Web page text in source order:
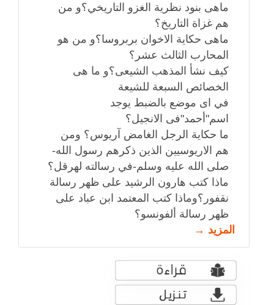
ماهى بنود نظرية الغزو التاريخي؟و من
هم غزاة التاريخ؟
ماهى حكاية الاخوان بربروسا؟و من هو
المحارب الثالث عشر؟
كيف نشأ المذهب الشيعى؟و ما هى
الخصائص السبعة للشيعة
في اى موضع بالضبط يوجد
اسم"أحمد"فى الانجيل؟
ما حكاية الرجل الغامض آريوس؟ ومن
هم الاريوسيين الذين ذكرهم رسول الله-
صلى الله عليه وسلم-في رسالته لهرقل؟
ماذا كتب هارون الرشيد على ظهر رسالة
نقفور؟وماذا كتب المعتمد ابن عباد على
ظهر رسالة ألفونسو؟
المزيد →